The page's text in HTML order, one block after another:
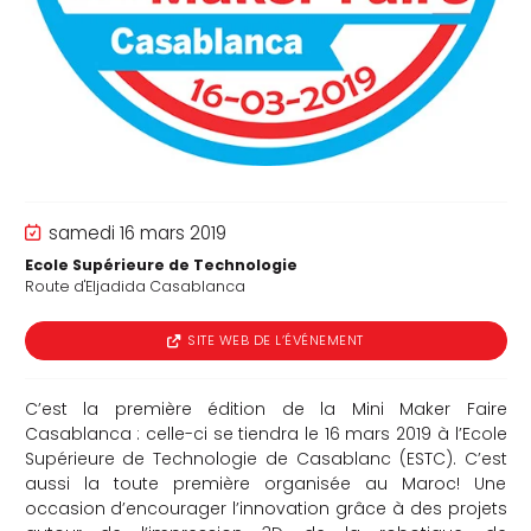
samedi 16 mars 2019
Ecole Supérieure de Technologie
Route d'Eljadida Casablanca
SITE WEB DE L’ÉVÉNEMENT
C’est la première édition de la Mini Maker Faire
Casablanca : celle-ci se tiendra le 16 mars 2019 à l’Ecole
Supérieure de Technologie de Casablanc (ESTC). C’est
aussi la toute première organisée au Maroc! Une
occasion d’encourager l’innovation grâce à des projets